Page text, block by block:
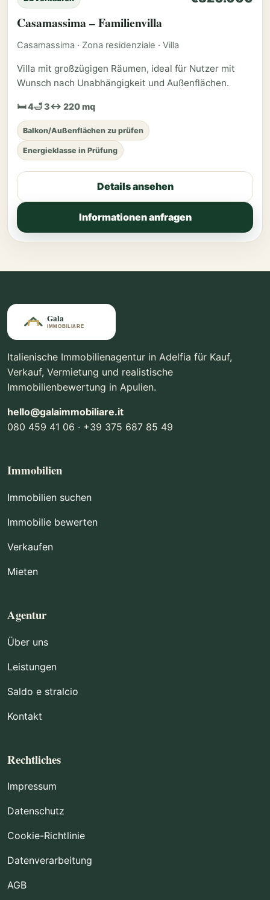
Casamassima – Familienvilla
Casamassima · Zona residenziale · Villa
Villa mit großzügigen Räumen, ideal für Nutzer mit
Wunsch nach Unabhängigkeit und Außenflächen.
🛏 4🛁 3↔ 220 mq
Balkon/Außenflächen zu prüfen
Energieklasse in Prüfung
Details ansehen
Informationen anfragen
Italienische Immobilienagentur in Adelfia für Kauf,
Verkauf, Vermietung und realistische
Immobilienbewertung in Apulien.
hello@galaimmobiliare.it
080 459 41 06 · +39 375 687 85 49
Immobilien
Immobilien suchen
Immobilie bewerten
Verkaufen
Mieten
Agentur
Über uns
Leistungen
Saldo e stralcio
Kontakt
Rechtliches
Impressum
Datenschutz
Cookie-Richtlinie
Datenverarbeitung
AGB